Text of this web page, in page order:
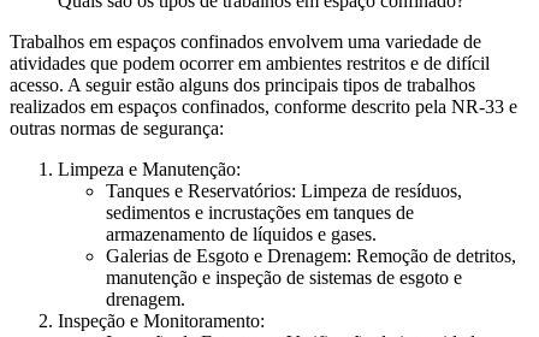
Trabalhos em espaços confinados envolvem uma variedade de
atividades que podem ocorrer em ambientes restritos e de difícil
acesso. A seguir estão alguns dos principais tipos de trabalhos
realizados em espaços confinados, conforme descrito pela NR-33 e
outras normas de segurança:
Limpeza e Manutenção:
Tanques e Reservatórios: Limpeza de resíduos,
sedimentos e incrustações em tanques de
armazenamento de líquidos e gases.
Galerias de Esgoto e Drenagem: Remoção de detritos,
manutenção e inspeção de sistemas de esgoto e
drenagem.
Inspeção e Monitoramento: